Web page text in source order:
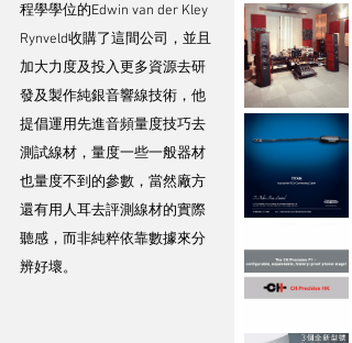
程學學位的Edwin van der Kley
Rynveld收購了這間公司，並且
加大力度及投入更多資源去研
發及製作純銀音響線技術，他
提倡運用先進音頻量度技巧去
測試線材，量度一些一般器材
也量度不到的參數，當然廠方
還有用人耳去評測線材的實際
聽感，而非純粹依靠數據來分
辨好壞。